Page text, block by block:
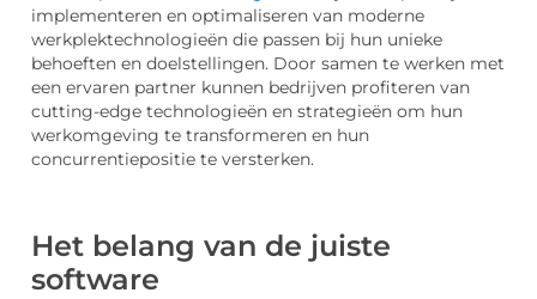
implementeren en optimaliseren van moderne
werkplektechnologieën die passen bij hun unieke
behoeften en doelstellingen. Door samen te werken met
een ervaren partner kunnen bedrijven profiteren van
cutting-edge technologieën en strategieën om hun
werkomgeving te transformeren en hun
concurrentiepositie te versterken.
Het belang van de juiste
software